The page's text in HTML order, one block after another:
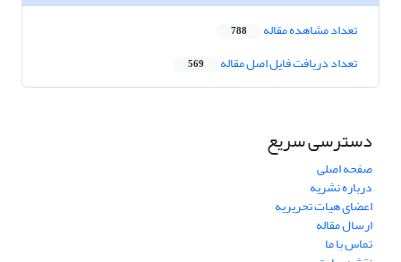
تعداد مشاهده مقاله 788
تعداد دریافت فایل اصل مقاله 569
دسترسی سریع
صفحه اصلی
درباره نشریه
اعضای هیات تحریریه
ارسال مقاله
تماس با ما